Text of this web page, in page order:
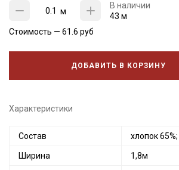
м
В наличии
43 м
Стоимость — 61.6 руб
ДОБАВИТЬ В КОРЗИНУ
Характеристики
Состав хлопок
Ширина 1,8м